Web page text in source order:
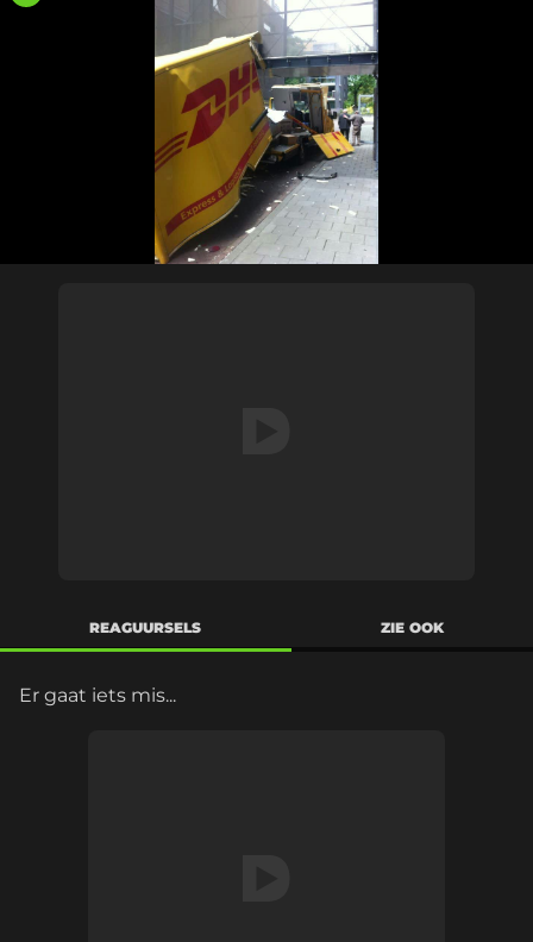
REAGUURSELS ZIE OOK
Er gaat iets mis...